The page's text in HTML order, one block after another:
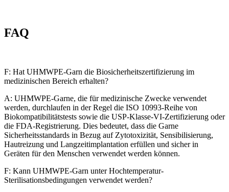
FAQ
F: Hat UHMWPE-Garn die Biosicherheitszertifizierung im
medizinischen Bereich erhalten?
A: UHMWPE-Garne, die für medizinische Zwecke verwendet
werden, durchlaufen in der Regel die ISO 10993-Reihe von
Biokompatibilitätstests sowie die USP-Klasse-VI-Zertifizierung oder
die FDA-Registrierung. Dies bedeutet, dass die Garne
Sicherheitsstandards in Bezug auf Zytotoxizität, Sensibilisierung,
Hautreizung und Langzeitimplantation erfüllen und sicher in
Geräten für den Menschen verwendet werden können.
F: Kann UHMWPE-Garn unter Hochtemperatur-
Sterilisationsbedingungen verwendet werden?